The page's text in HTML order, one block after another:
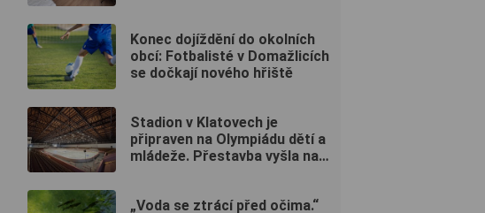
Konec dojíždění do okolních
obcí: Fotbalisté v Domažlicích
se dočkají nového hřiště
Stadion v Klatovech je
připraven na Olympiádu dětí a
mládeže. Přestavba vyšla na
„Voda se ztrácí před očima.“